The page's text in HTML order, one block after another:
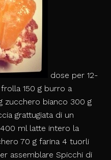
dose per 12-
150 g burro a
zucchero bianco 300 g
grattugiata di un
ml latte intero la
70 g farina 4 tuorli
assemblare Spicchi di